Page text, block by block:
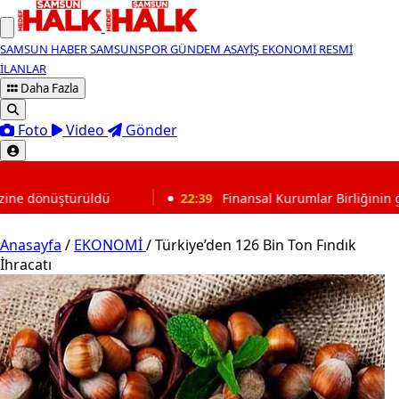
SAMSUN HABERSAMSUNSPORGÜNDEM ASAYİŞ EKONOMİ RESMİ
İLANLAR
Daha Fazla
Foto Video Gönder
22:39 Finansal Kurumlar Birliğinin genel sekreterliğine
Anasayfa / EKONOMİ/Türkiye’den 126 Bin Ton Fındık
İhracatı